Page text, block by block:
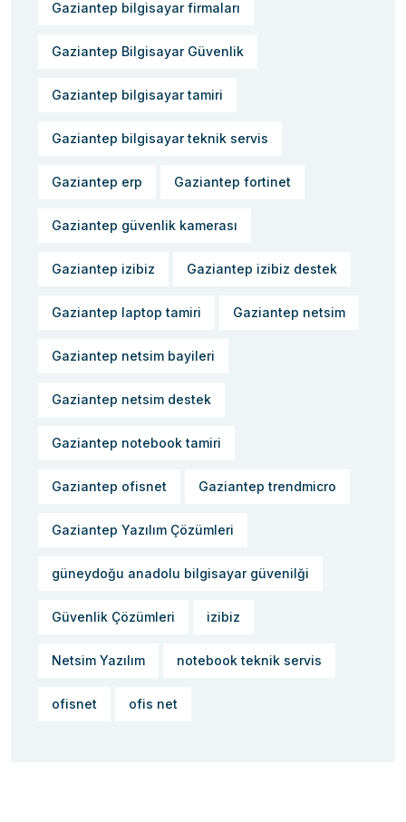
Gaziantep bilgisayar firmaları
Gaziantep Bilgisayar Güvenlik
Gaziantep bilgisayar tamiri
Gaziantep bilgisayar teknik servis
Gaziantep erp Gaziantep fortinet
Gaziantep güvenlik kamerası
Gaziantep izibiz Gaziantep izibiz destek
Gaziantep laptop tamiri Gaziantep netsim
Gaziantep netsim bayileri
Gaziantep netsim destek
Gaziantep notebook tamiri
Gaziantep ofisnet Gaziantep trendmicro
Gaziantep Yazılım Çözümleri
güneydoğu anadolu bilgisayar güvenilği
Güvenlik Çözümleri izibiz
Netsim Yazılım notebook teknik servis
ofisnet ofis net